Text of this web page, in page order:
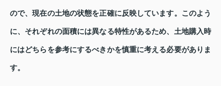
ので、現在の土地の状態を正確に反映しています。このよう
に、それぞれの面積には異なる特性があるため、土地購入時
にはどちらを参考にするべきかを慎重に考える必要がありま
す。